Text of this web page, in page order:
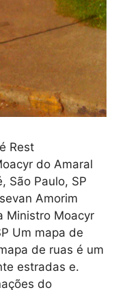
Rest
do Amaral
São Paulo, SP
Amorim
Ministro Moacyr
Um mapa de
de ruas é um
estradas e.
do